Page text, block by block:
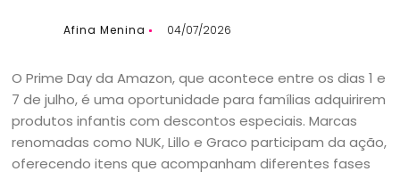
Afina Menina 04/07/2026
O Prime Day da Amazon, que acontece entre os dias 1 e
7 de julho, é uma oportunidade para famílias adquirirem
produtos infantis com descontos especiais. Marcas
renomadas como NUK, Lillo e Graco participam da ação,
oferecendo itens que acompanham diferentes fases